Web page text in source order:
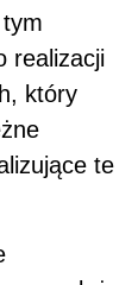
realizacji
który
te